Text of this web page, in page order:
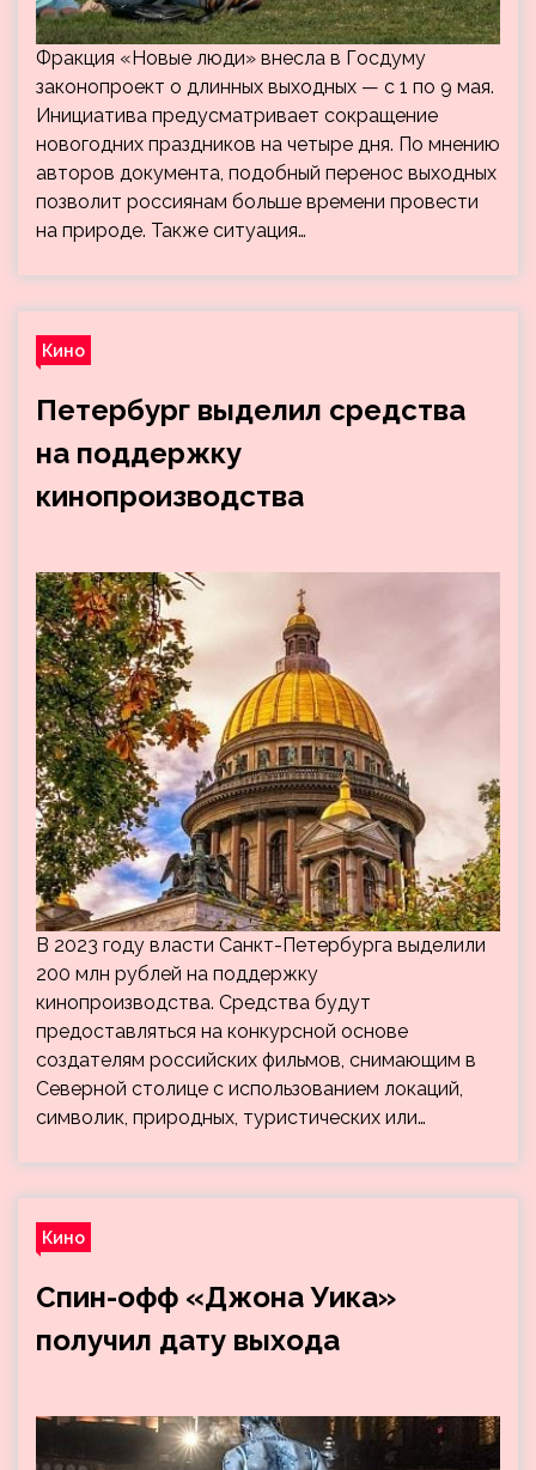
Фракция «Новые люди» внесла в Госдуму
законопроект о длинных выходных — с 1 по 9 мая.
Инициатива предусматривает сокращение
новогодних праздников на четыре дня. По мнению
авторов документа, подобный перенос выходных
позволит россиянам больше времени провести
на природе. Также ситуация…
Кино
Петербург выделил средства
на поддержку
кинопроизводства
В 2023 году власти Санкт-Петербурга выделили
200 млн рублей на поддержку
кинопроизводства. Средства будут
предоставляться на конкурсной основе
создателям российских фильмов, снимающим в
Северной столице с использованием локаций,
символик, природных, туристических или…
Кино
Спин-офф «Джона Уика»
получил дату выхода